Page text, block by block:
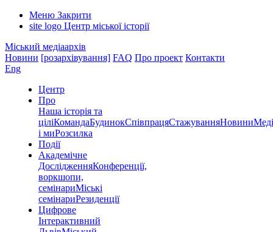
Меню Закрити
site logo Центр міської історії
Міський медіаархів
Новини [розархівування] FAQ Про проект Контакти
Eng
Центр
Про
Наша історія та
ціліКомандаБудинокСпівпрацяСтажуванняНовини
і миРозсилка
Події
Академічне
ДослідженняКонференції,
воркшопи,
семінариМіські
семінариРезиденції
Цифрове
Інтерактивний